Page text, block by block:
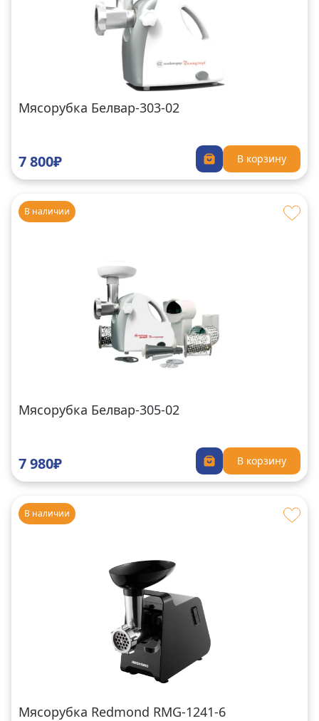
Мясорубка Белвар-303-02
7 800₽ В корзину
В наличии
Мясорубка Белвар-305-02
7 980₽ В корзину
В наличии
Мясорубка Redmond RMG-1241-6